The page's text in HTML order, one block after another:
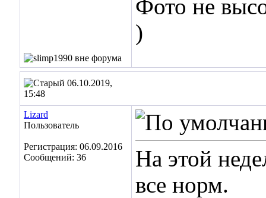
Фото не
)
06.10.2019,
15:48
Lizard
Пользователь
Регистрация: 06.09.2016
Сообщений: 36
На этой
все норм.